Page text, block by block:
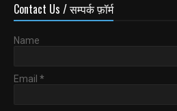
Contact Us / सम्पर्क फ़ॉर्म
Name
Email *